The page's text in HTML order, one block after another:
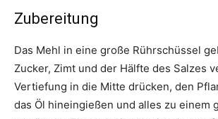
Zubereitung
Das Mehl in eine große Rührschüssel
Zucker, Zimt und der Hälfte des Salzes
Vertiefung in die Mitte drücken, den
das Öl hineingießen und alles zu einem